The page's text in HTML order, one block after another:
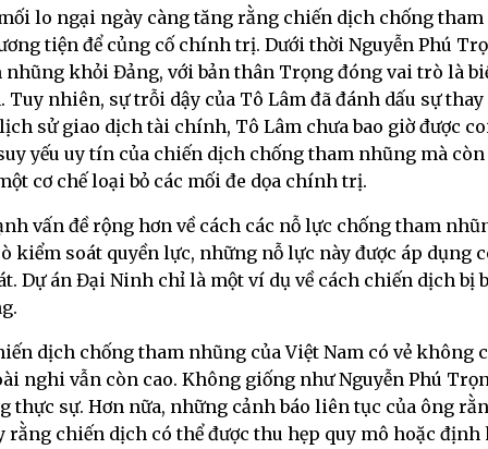
lo ngại ngày càng tăng rằng chiến dịch chống
tiện để củng cố chính trị. Dưới thời Nguyễn Phú
khỏi Đảng, với bản thân Trọng đóng vai trò là
nhiên, sự trỗi dậy của Tô Lâm đã đánh dấu sự
sử giao dịch tài chính, Tô Lâm chưa bao giờ được
yếu uy tín của chiến dịch chống tham nhũng mà
cơ chế loại bỏ các mối đe dọa chính trị.
vấn đề rộng hơn về cách các nỗ lực chống tham
kiểm soát quyền lực, những nỗ lực này được áp dụng
Dự án Đại Ninh chỉ là một ví dụ về cách chiến dịch
dịch chống tham nhũng của Việt Nam có vẻ không
nghi vẫn còn cao. Không giống như Nguyễn Phú
sự. Hơn nữa, những cảnh báo liên tục của ông
chiến dịch có thể được thu hẹp quy mô hoặc